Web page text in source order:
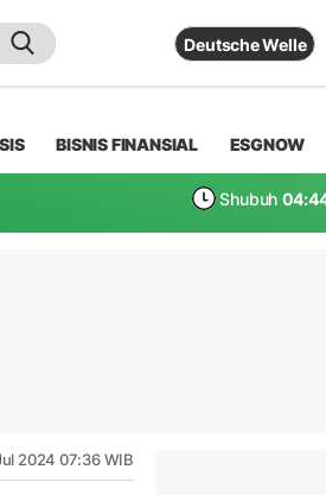
Deutsche Welle
BISNIS FINANSIAL ESGNOW
Shubuh
2024 07:36 WIB